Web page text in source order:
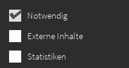
Notwendig
Externe Inhalte
Statistiken